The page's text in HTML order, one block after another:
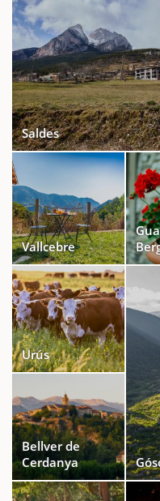
Saldes
Vallcebre
Urús
Bellver de
Cerdanya